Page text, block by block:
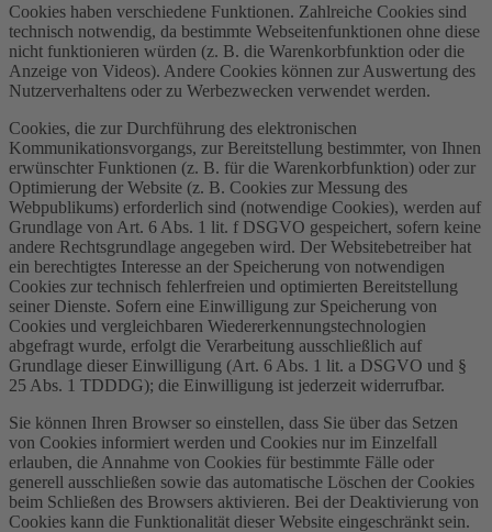
Cookies haben verschiedene Funktionen. Zahlreiche Cookies sind
technisch notwendig, da bestimmte Webseitenfunktionen ohne diese
nicht funktionieren würden (z. B. die Warenkorbfunktion oder die
Anzeige von Videos). Andere Cookies können zur Auswertung des
Nutzerverhaltens oder zu Werbezwecken verwendet werden.
Cookies, die zur Durchführung des elektronischen
Kommunikationsvorgangs, zur Bereitstellung bestimmter, von Ihnen
erwünschter Funktionen (z. B. für die Warenkorbfunktion) oder zur
Optimierung der Website (z. B. Cookies zur Messung des
Webpublikums) erforderlich sind (notwendige Cookies), werden auf
Grundlage von Art. 6 Abs. 1 lit. f DSGVO gespeichert, sofern keine
andere Rechtsgrundlage angegeben wird. Der Websitebetreiber hat
ein berechtigtes Interesse an der Speicherung von notwendigen
Cookies zur technisch fehlerfreien und optimierten Bereitstellung
seiner Dienste. Sofern eine Einwilligung zur Speicherung von
Cookies und vergleichbaren Wiedererkennungstechnologien
abgefragt wurde, erfolgt die Verarbeitung ausschließlich auf
Grundlage dieser Einwilligung (Art. 6 Abs. 1 lit. a DSGVO und §
25 Abs. 1 TDDDG); die Einwilligung ist jederzeit widerrufbar.
Sie können Ihren Browser so einstellen, dass Sie über das Setzen
von Cookies informiert werden und Cookies nur im Einzelfall
erlauben, die Annahme von Cookies für bestimmte Fälle oder
generell ausschließen sowie das automatische Löschen der Cookies
beim Schließen des Browsers aktivieren. Bei der Deaktivierung von
Cookies kann die Funktionalität dieser Website eingeschränkt sein.